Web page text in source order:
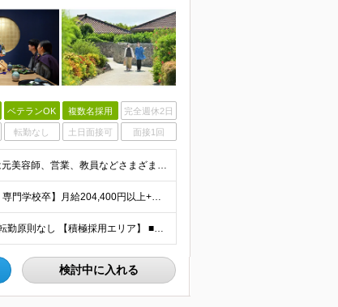
ベテランOK 複数名採用 完全週休2日
転勤なし 土日面接可 面接1回
■学歴不問 ■未経験・第二新卒歓迎 キャリア入社のメンバーは元美容師、営業、教員などさまざま！ 『遠方への引っ越しが可能な方』や『地方に行ってみたい・勤務したい方』なども この機会に新しい人生にチャ
【大卒以上】月給240,800円以上+賞与2回+各種手当 【短大・専門学校卒】月給204,400円以上+賞与2回+各種手当 【上記以外】月給187,000円以上+賞与2回+各種手当 ※経験、資格、能
★全国の施設で募集！オープニング施設あり！ ★希望しない転勤原則なし 【積極採用エリア】 ■界 蔵王（26年10月開業予定） ※開業前に入社された場合、全国の星野リゾートの施設で勤務後、開業時期に異
検討中に入れる